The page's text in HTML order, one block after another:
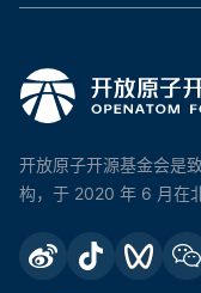
开放原子开源基金会是
构，于 2020 年 6 月在